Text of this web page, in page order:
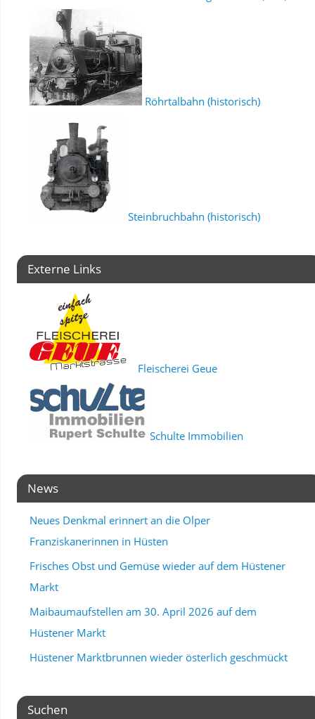
Röhrtalbahn (historisch)
Steinbruchbahn (historisch)
Externe Links
Fleischerei Geue
Schulte Immobilien
News
Neues Denkmal erinnert an die Olper
Franziskanerinnen in Hüsten
Frisches Obst und Gemüse wieder auf dem Hüstener
Markt
Maibaumaufstellen am 30. April 2026 auf dem
Hüstener Markt
Hüstener Marktbrunnen wieder österlich geschmückt
Suchen